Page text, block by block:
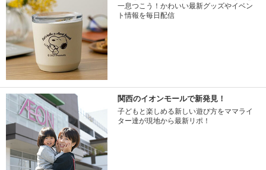
一息つこう！かわいい最新グッズやイベン
ト情報を毎日配信
関西のイオンモールで新発見！
子どもと楽しめる新しい遊び方をママライ
ター達が現地から最新リポ！